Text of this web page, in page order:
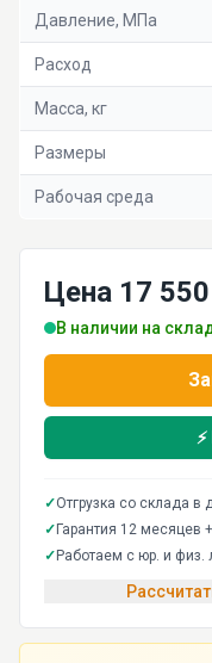
Давление, МПа
Расход
Масса, кг
Размеры
Рабочая среда
Цена 17
В наличии на
✓Отгрузка со склада в
✓ Гарантия 12 месяцев
✓ Работаем с юр. и